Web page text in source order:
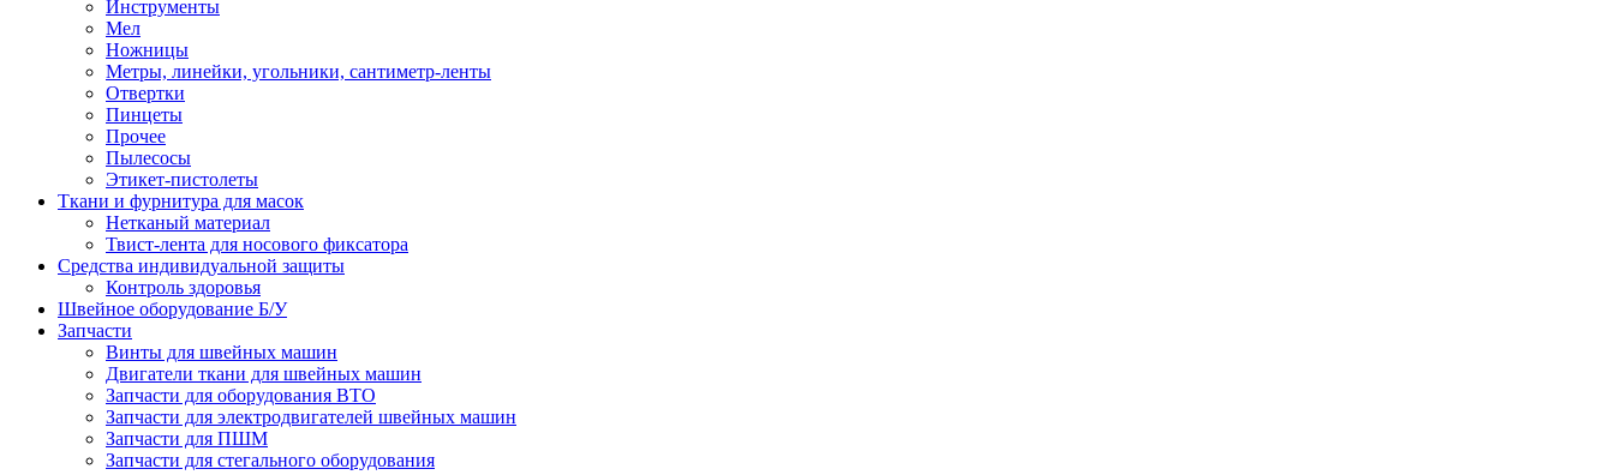
Инструменты
Мел
Ножницы
Метры, линейки, угольники, сантиметр-ленты
Отвертки
Пинцеты
Прочее
Пылесосы
Этикет-пистолеты
Ткани и фурнитура для масок
Нетканый материал
Твист-лента для носового фиксатора
Средства индивидуальной защиты
Контроль здоровья
Швейное оборудование Б/У
Запчасти
Винты для швейных машин
Двигатели ткани для швейных машин
Запчасти для оборудования ВТО
Запчасти для электродвигателей швейных машин
Запчасти для ПШМ
Запчасти для стегального оборудования